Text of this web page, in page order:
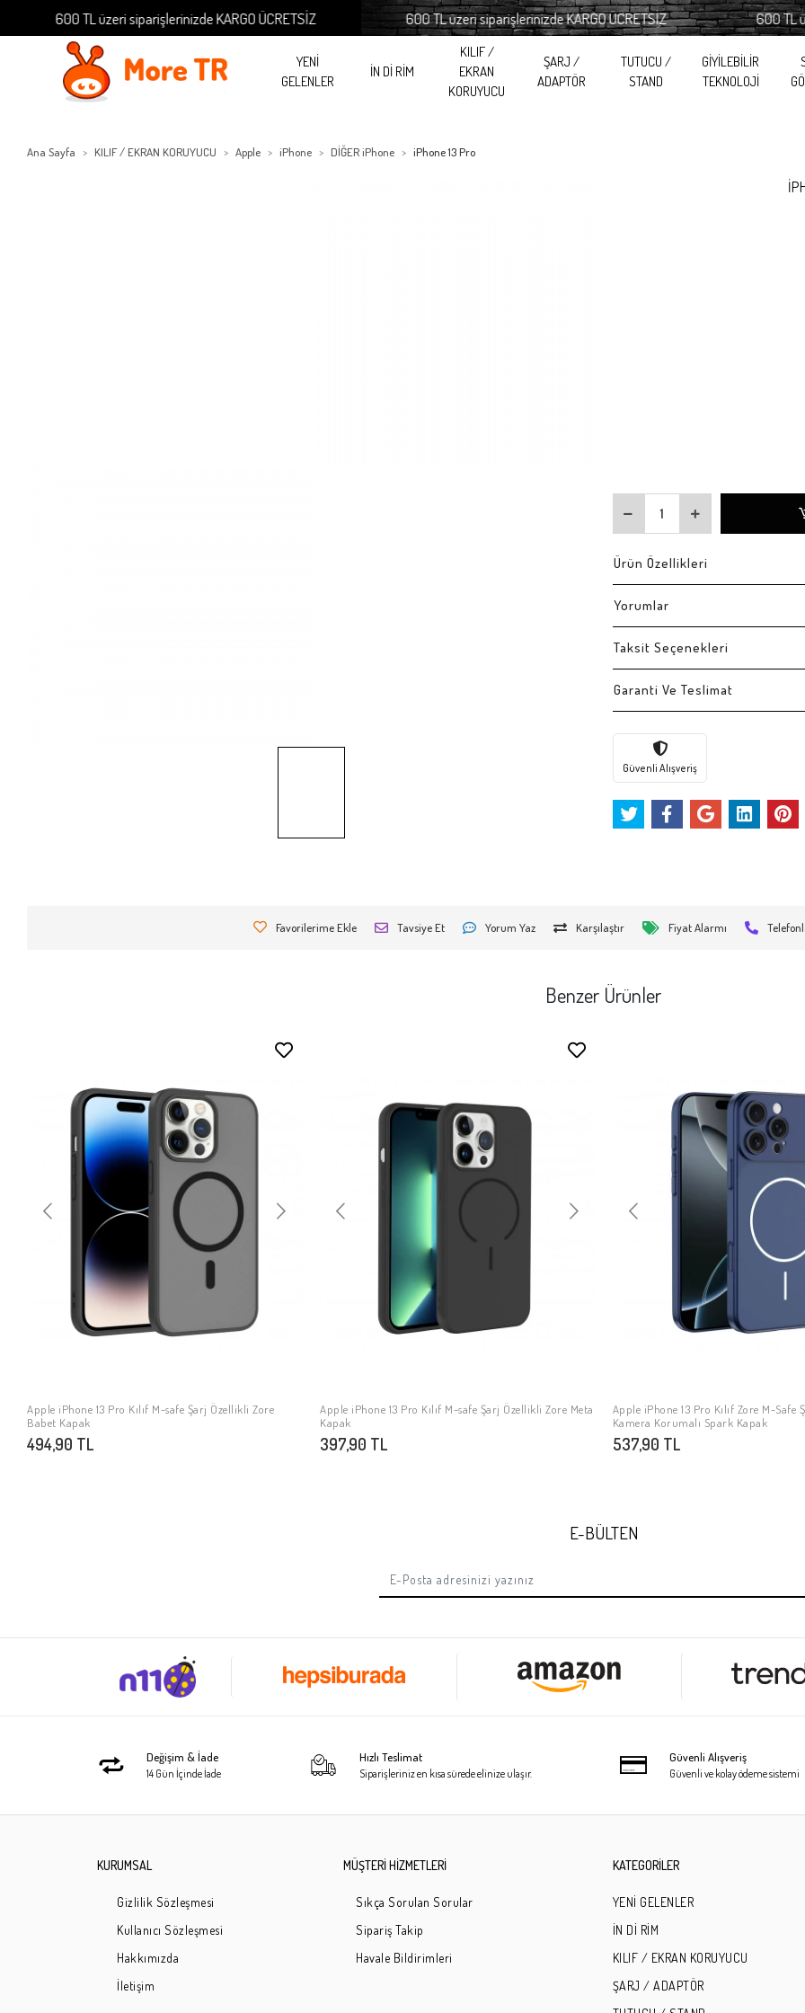
600 TL üzeri siparişlerinizde KARGO ÜCRETSİZ 600 TL üzeri siparişlerinizde KARGO ÜCRETSİZ 600 TL üzeri
YENİ
GELENLER
İN Dİ RİM
KILIF /
EKRAN
KORUYUCU
ŞARJ /
ADAPTÖR
TUTUCU /
STAND
GİYİLEBİLİR
TEKNOLOJİ
Ana Sayfa KILIF / EKRAN KORUYUCU Apple iPhone DİĞER iPhone iPhone 13 Pro
Ürün Özellikleri
Yorumlar
Taksit Seçenekleri
Garanti Ve Teslimat
Güvenli Alışveriş
Favorilerime Ekle Tavsiye Et Yorum Yaz Karşılaştır Fiyat Alarmı
Benzer Ürünler
SEPETE EKLE
Apple iPhone 13 Pro Kılıf M-safe Şarj Özellikli Zore
Babet Kapak
494,90 TL
SEPETE EKLE
Apple iPhone 13 Pro Kılıf M-safe Şarj Özellikli Zore Meta
Kapak
397,90 TL
SEPETE EKLE
Apple iPhone 13 Pro Kılıf Zore M-Safe
Kamera Korumalı Spark Kapak
537,90 TL
E-BÜLTEN
Değişim & İade
14 Gün İçinde İade
Hızlı Teslimat
Siparişleriniz en kısa sürede elinize ulaşır.
Güvenli Alışveriş
Güvenli ve kolay ödeme sistemi
KURUMSAL
Gizlilik Sözleşmesi
Kullanıcı Sözleşmesi
Hakkımızda
İletişim
MÜŞTERİ HİZMETLERİ
Sıkça Sorulan Sorular
Sipariş Takip
Havale Bildirimleri
KATEGORİLER
YENİ GELENLER
İN Dİ RİM
KILIF / EKRAN KORUYUCU
ŞARJ / ADAPTÖR